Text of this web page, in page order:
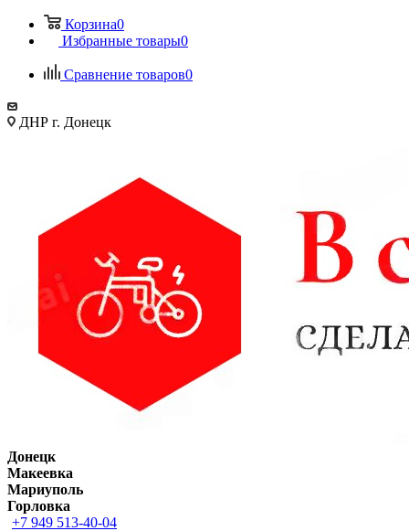
Корзина0
Избранные товары0
Сравнение товаров0
ДНР г. Донецк
Донецк
Макеевка
Мариуполь
Горловка
+7 949 513-40-04